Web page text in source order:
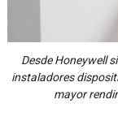
Desde Honeywell
instaladores
mayor